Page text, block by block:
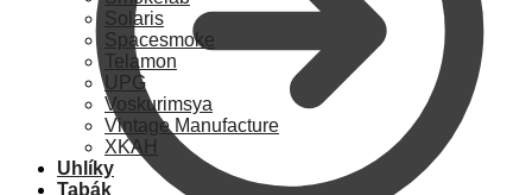
Solaris
Spacesmoke
Telamon
UPG
Voskurimsya
Vintage Manufacture
XKAH
Uhlíky
Tabák